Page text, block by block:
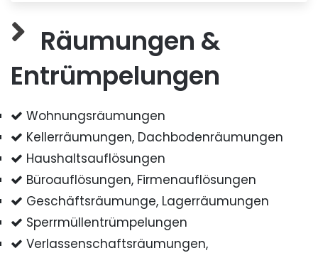
Räumungen &
Entrümpelungen
Wohnungsräumungen
Kellerräumungen, Dachbodenräumungen
Haushaltsauflösungen
Büroauflösungen, Firmenauflösungen
Geschäftsräumunge, Lagerräumungen
Sperrmüllentrümpelungen
Verlassenschaftsräumungen,